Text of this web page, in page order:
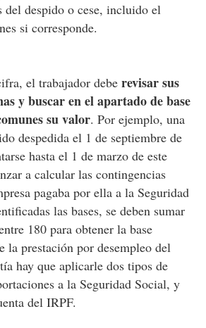
del despido o cese, incluido el
si corresponde.
el trabajador debe revisar sus
y buscar en el apartado de base
su valor. Por ejemplo, una
despedida el 1 de septiembre de
hasta el 1 de marzo de este
a calcular las contingencias
pagaba por ella a la Seguridad
las bases, se deben sumar
180 para obtener la base
la prestación por desempleo del
hay que aplicarle dos tipos de
a la Seguridad Social, y
del IRPF.